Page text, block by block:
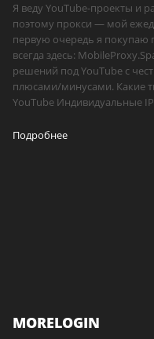
Я веду YouTube-проекты и
поэтому прокси — мой
первую очередь я
всегда здесь:
решений под YouTube с
плюсами/минусами. Какие
YouTube Индивидуальные
Подробнее
MORELOGIN